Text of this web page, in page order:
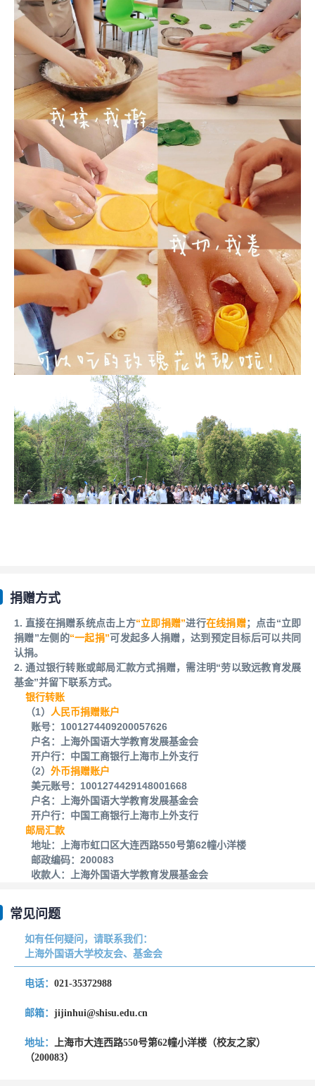
捐赠方式
1. 直接在捐赠系统点击上方“立即捐赠”进行在线捐赠；点击“立即
捐赠”左侧的“一起捐”可发起多人捐赠，达到预定目标后可以共同
认捐。
2. 通过银行转账或邮局汇款方式捐赠，需注明“劳以致远教育发展
基金”并留下联系方式。
银行转账
（1）
人民币捐赠账户
账号：1001274409200057626
户名：上海外国语大学教育发展基金会
开户行：中国工商银行上海市上外支行
（2） 外币捐赠账户
美元账号：1001274429148001668
户名：上海外国语大学教育发展基金会
开户行：中国工商银行上海市上外支行
邮局汇款
地址：上海市虹口区大连西路550号第62幢小洋楼
邮政编码：200083
收款人：上海外国语大学教育发展基金会
常见问题
如有任何疑问，请联系我们：
上海外国语大学校友会、基金会
电话： 021-35372988
邮箱： jijinhui@shisu.edu.cn
地址：
上海市大连西路550号第62幢小洋楼（校友之家）
（200083）